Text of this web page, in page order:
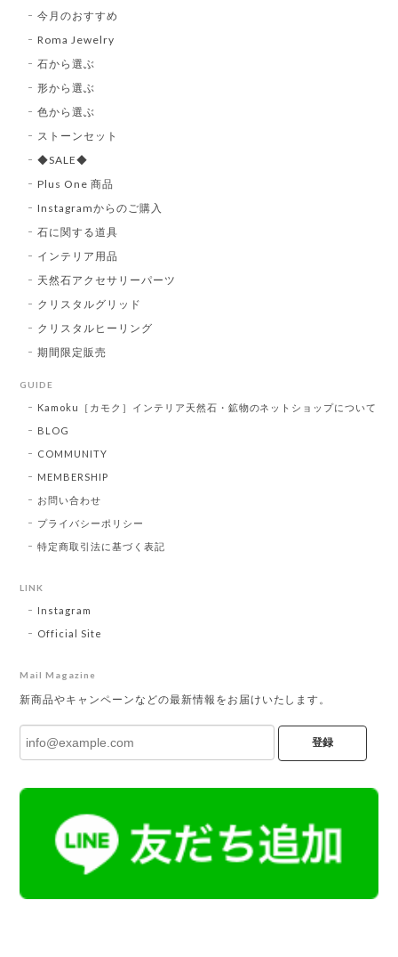
今月のおすすめ
Roma Jewelry
石から選ぶ
形から選ぶ
色から選ぶ
ストーンセット
◆SALE◆
Plus One 商品
Instagramからのご購入
石に関する道具
インテリア用品
天然石アクセサリーパーツ
クリスタルグリッド
クリスタルヒーリング
期間限定販売
GUIDE
Kamoku［カモク］インテリア天然石・鉱物のネットショップについて
BLOG
COMMUNITY
MEMBERSHIP
お問い合わせ
プライバシーポリシー
特定商取引法に基づく表記
LINK
Instagram
Official Site
Mail Magazine
新商品やキャンペーンなどの最新情報をお届けいたします。
登録